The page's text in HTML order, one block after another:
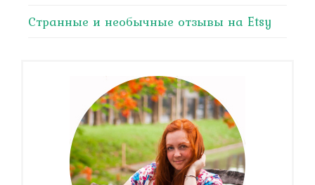
Странные и необычные отзывы на Etsy